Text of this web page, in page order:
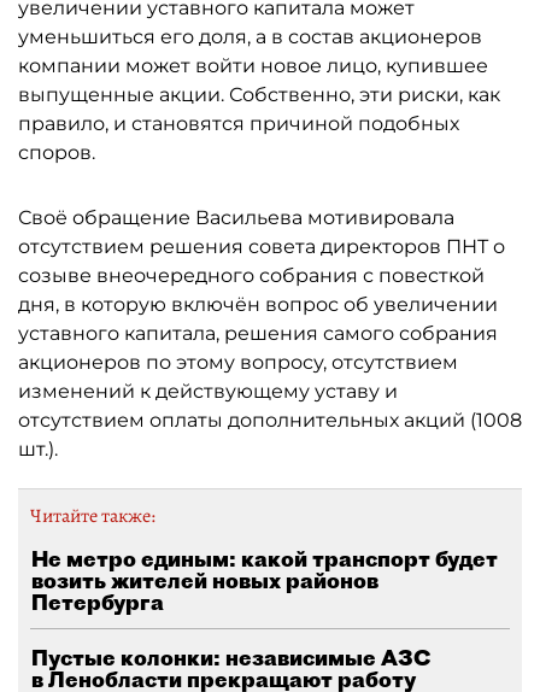
увеличении уставного капитала может
уменьшиться его доля, а в состав акционеров
компании может войти новое лицо, купившее
выпущенные акции. Собственно, эти риски, как
правило, и становятся причиной подобных
споров.
Своё обращение Васильева мотивировала
отсутствием решения совета директоров ПНТ о
созыве внеочередного собрания с повесткой
дня, в которую включён вопрос об увеличении
уставного капитала, решения самого собрания
акционеров по этому вопросу, отсутствием
изменений к действующему уставу и
отсутствием оплаты дополнительных акций (1008
шт.).
Читайте также:
Не метро единым: какой транспорт будет
возить жителей новых районов
Петербурга
Пустые колонки: независимые АЗС
в Ленобласти прекращают работу